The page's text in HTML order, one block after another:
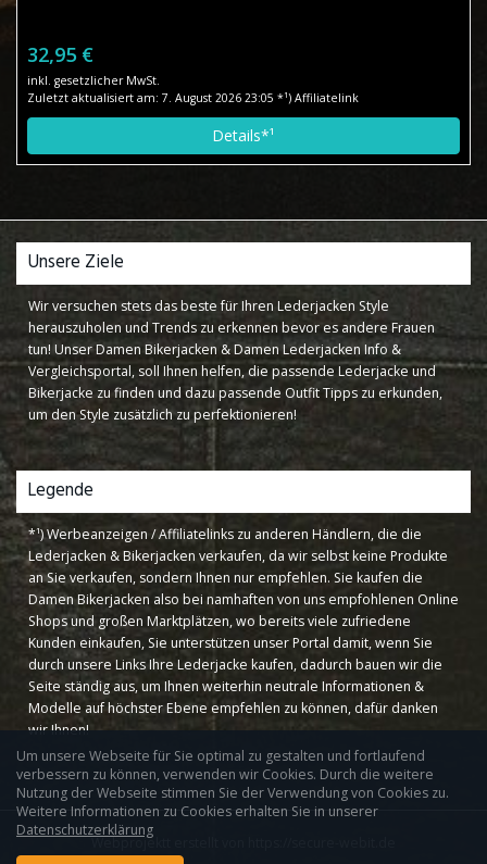
32,95 €
inkl. gesetzlicher MwSt.
Zuletzt aktualisiert am: 7. August 2026 23:05 *¹) Affiliatelink
Details*¹
Unsere Ziele
Wir versuchen stets das beste für Ihren Lederjacken Style
herauszuholen und Trends zu erkennen bevor es andere Frauen
tun! Unser Damen Bikerjacken & Damen Lederjacken Info &
Vergleichsportal, soll Ihnen helfen, die passende Lederjacke und
Bikerjacke zu finden und dazu passende Outfit Tipps zu erkunden,
um den Style zusätzlich zu perfektionieren!
Legende
*¹) Werbeanzeigen / Affiliatelinks zu anderen Händlern, die die
Lederjacken & Bikerjacken verkaufen, da wir selbst keine Produkte
an Sie verkaufen, sondern Ihnen nur empfehlen. Sie kaufen die
Damen Bikerjacken also bei namhaften von uns empfohlenen Online
Shops und großen Marktplätzen, wo bereits viele zufriedene
Kunden einkaufen, Sie unterstützen unser Portal damit, wenn Sie
durch unsere Links Ihre Lederjacke kaufen, dadurch bauen wir die
Seite ständig aus, um Ihnen weiterhin neutrale Informationen &
Modelle auf höchster Ebene empfehlen zu können, dafür danken
wir Ihnen!
Webprojektt erstellt von https://secure-webit.de
Um unsere Webseite für Sie optimal zu gestalten und fortlaufend
verbessern zu können, verwenden wir Cookies. Durch die weitere
Nutzung der Webseite stimmen Sie der Verwendung von Cookies zu.
Weitere Informationen zu Cookies erhalten Sie in unserer
Datenschutzerklärung